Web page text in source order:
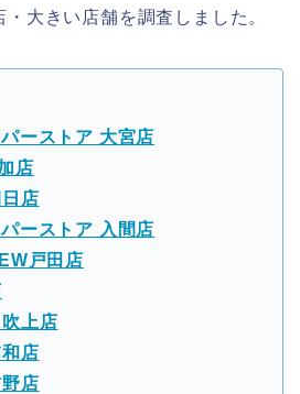
大きい店舗を調査しました。
ーストア 大宮店
店
店
ーストア 入間店
戸田店
上店
店
店